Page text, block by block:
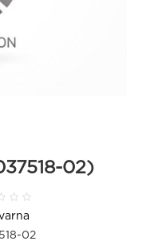
02)
02